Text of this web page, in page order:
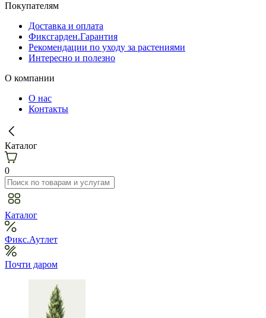
Покупателям
Доставка и оплата
Фиксгарден.Гарантия
Рекомендации по уходу за растениями
Интересно и полезно
О компании
О нас
Контакты
Каталог
0
Каталог
Фикс.Аутлет
Почти даром